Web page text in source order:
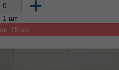
+
1 шт
15 шт